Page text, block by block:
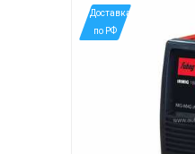
*Доставка
по РФ